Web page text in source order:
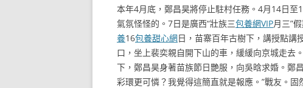
本年4月底，鄭昌昊將停止駐村任務。4月14日
氣氛怪怪的。7日是廣西“壯族三包養網VIP月三”
養16包養甜心網日，苗寨百年古樹下，講授點講
口，坐上裴奕親自開下山的車，緩緩向京城走去
下，鄭昌昊身著苗族節日艷服，向吳晗求婚。鄭
彩環更可憐？我覺得這簡直就是報應。”戰友。